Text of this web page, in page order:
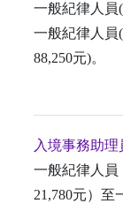
一般紀律人員
一般紀律人員
88,250元)。
入境事務助理
一般紀律人員
21,780元）至